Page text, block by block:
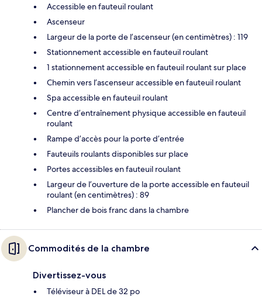
Accessible en fauteuil roulant
Ascenseur
Largeur de la porte de l’ascenseur (en centimètres) : 119
Stationnement accessible en fauteuil roulant
1 stationnement accessible en fauteuil roulant sur place
Chemin vers l’ascenseur accessible en fauteuil roulant
Spa accessible en fauteuil roulant
Centre d’entraînement physique accessible en fauteuil
roulant
Rampe d’accès pour la porte d’entrée
Fauteuils roulants disponibles sur place
Portes accessibles en fauteuil roulant
Largeur de l’ouverture de la porte accessible en fauteuil
roulant (en centimètres) : 89
Plancher de bois franc dans la chambre
Commodités de la chambre
Divertissez-vous
Téléviseur à DEL de 32 po